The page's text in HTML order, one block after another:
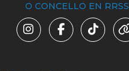
O CONCELLO EN RRSS